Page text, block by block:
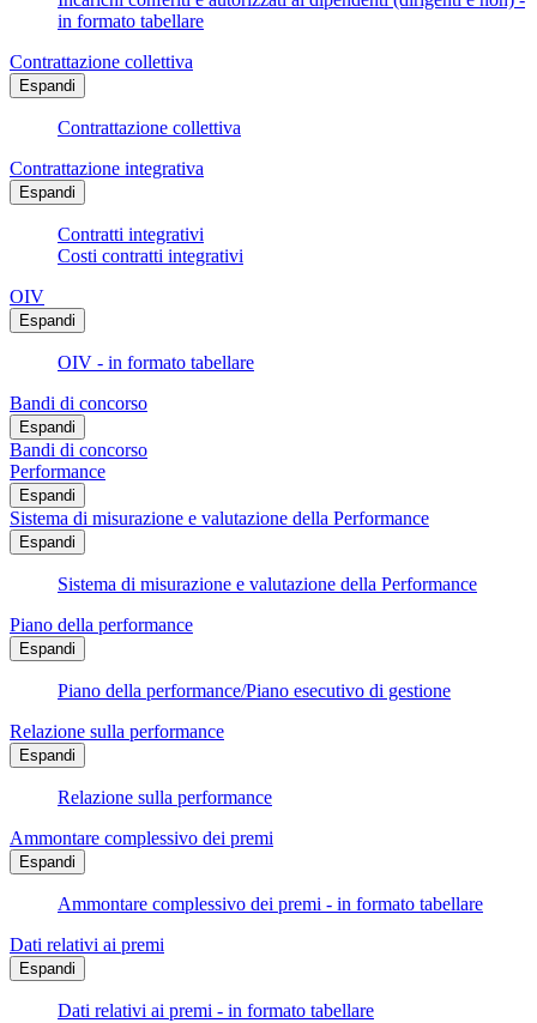
in formato tabellare
Contrattazione collettiva
Espandi
Contrattazione collettiva
Contrattazione integrativa
Espandi
Contratti integrativi
Costi contratti integrativi
OIV
Espandi
OIV - in formato tabellare
Bandi di concorso
Espandi
Bandi di concorso
Performance
Espandi
Sistema di misurazione e valutazione della Performance
Espandi
Sistema di misurazione e valutazione della Performance
Piano della performance
Espandi
Piano della performance/Piano esecutivo di gestione
Relazione sulla performance
Espandi
Relazione sulla performance
Ammontare complessivo dei premi
Espandi
Ammontare complessivo dei premi - in formato tabellare
Dati relativi ai premi
Espandi
Dati relativi ai premi - in formato tabellare